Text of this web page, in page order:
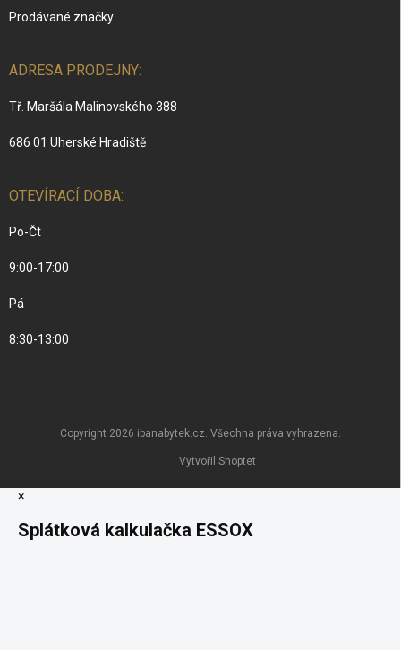
Prodávané značky
ADRESA PRODEJNY:
Tř. Maršála Malinovského 388
686 01 Uherské Hradiště
OTEVÍRACÍ DOBA:
Po-Čt
9:00-17:00
Pá
8:30-13:00
Vytvořil Shoptet
Copyright 2026 ibanabytek.cz. Všechna práva vyhrazena.
×
Splátková kalkulačka ESSOX